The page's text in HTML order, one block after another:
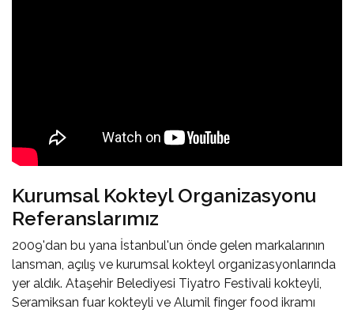
Kurumsal Kokteyl Organizasyonu
Referanslarımız
2009'dan bu yana İstanbul'un önde gelen markalarının
lansman, açılış ve kurumsal kokteyl organizasyonlarında
yer aldık. Ataşehir Belediyesi Tiyatro Festivali kokteyli,
Seramiksan fuar kokteyli ve Alumil finger food ikramı